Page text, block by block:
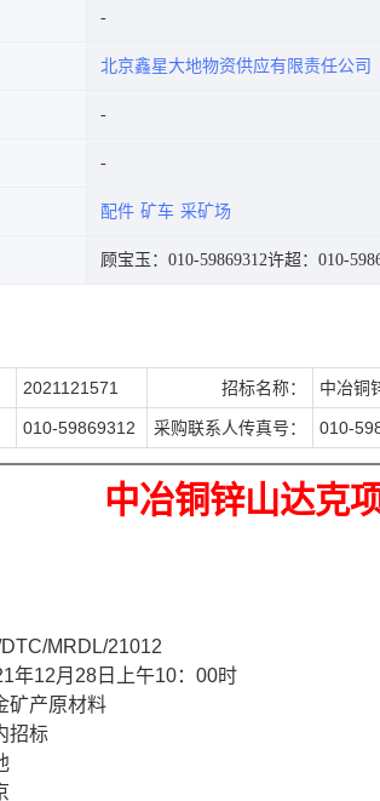
北京鑫星大地物资供应有限责任公司
配件 矿车 采矿场
顾宝玉：010-59869312许超：010-
2021121571 招标名称： 中冶铜
010-59869312 采购联系人传真号： 010-
中冶铜锌山达克
MRDL/21012
1年12月 28 日上午10：00时
矿产原材料
招标